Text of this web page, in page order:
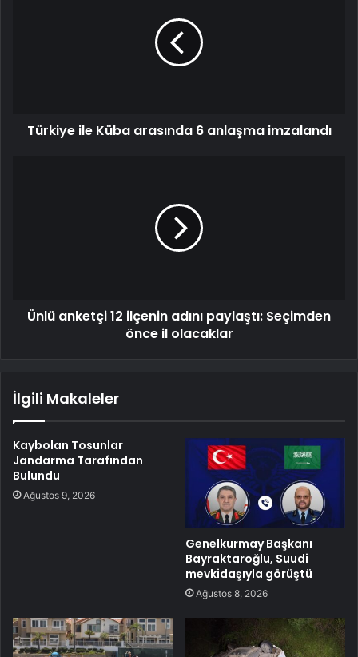
Türkiye ile Küba arasında 6 anlaşma imzalandı
Ünlü anketçi 12 ilçenin adını paylaştı: Seçimden
önce il olacaklar
İlgili Makaleler
Kaybolan Tosunlar
Jandarma Tarafından
Bulundu
Ağustos 9, 2026
Genelkurmay Başkanı
Bayraktaroğlu, Suudi
mevkidaşıyla görüştü
Ağustos 8, 2026